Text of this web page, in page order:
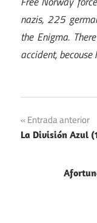
nazis, 225
the Enigma.
accident,
Navegación
de
entradas
Entrada anterior
La División Azul